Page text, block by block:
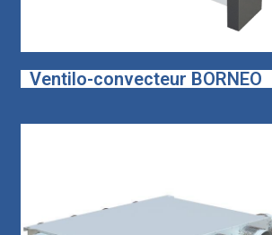
Ventilo-convecteur BORNEO